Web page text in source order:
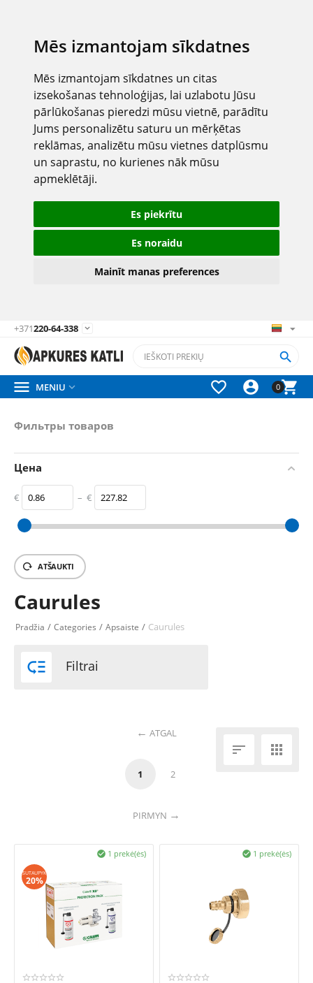
Mēs izmantojam sīkdatnes
Mēs izmantojam sīkdatnes un citas
izsekošanas tehnoloģijas, lai uzlabotu Jūsu
pārlūkošanas pieredzi mūsu vietnē, parādītu
Jums personalizētu saturu un mērķētas
reklāmas, analizētu mūsu vietnes datplūsmu
un saprastu, no kurienes nāk mūsu
apmeklētāji.
Es piekrītu
Es noraidu
Mainīt manas preferences
+371220-64-338 
0



 MENIU 
Фильтры товаров
Цена
€ – €
0.86 227.82
ATŠAUKTI
Caurules
Pradžia / Categories / Apsaiste / Caurules
 Filtrai
ATGAL
1 2
PIRMYN
 
1 prekė(ės)

SUTAUPYK
20%
1 prekė(ės)
